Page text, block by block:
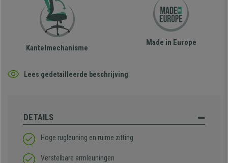
Kantelmechanisme
Made in Europe
Lees gedetailleerde beschrijving
DETAILS
Hoge rugleuning en ruime zitting
Verstelbare armleuningen